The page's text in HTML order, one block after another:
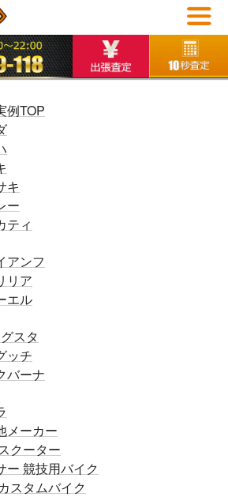
ページ
例TOP
キ
ー
ティ
アンフ
リア
エル
スタ
ッチ
バーナ
メーカー
クーター
ー 競技用バイク
スタムバイク